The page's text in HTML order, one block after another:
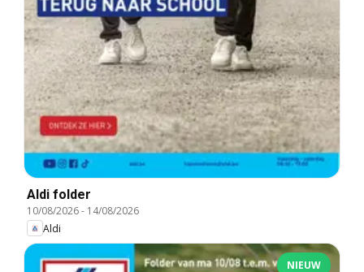
Aldi folder
10/08/2026- 14/08/2026
Aldi
NIEUW